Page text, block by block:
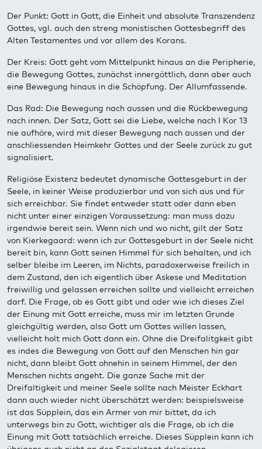
Der Punkt: Gott in Gott, die Einheit und absolute Transzendenz
Gottes, vgl. auch den streng monistischen Gottesbegriff des
Alten Testamentes und vor allem des Korans.
Der Kreis: Gott geht vom Mittelpunkt hinaus an die Peripherie,
die Bewegung Gottes, zunächst innergöttlich, dann aber auch
eine Bewegung hinaus in die Schöpfung. Der Allumfassende.
Das Rad: Die Bewegung nach aussen und die Rückbewegung
nach innen. Der Satz, Gott sei die Liebe, welche nach I Kor 13
nie aufhöre, wird mit dieser Bewegung nach aussen und der
anschliessenden Heimkehr Gottes und der Seele zurück zu gut
signalisiert.
Religiöse Existenz bedeutet dynamische Gottesgeburt in der
Seele, in keiner Weise produzierbar und von sich aus und für
sich erreichbar. Sie findet entweder statt oder dann eben
nicht unter einer einzigen Voraussetzung: man muss dazu
irgendwie bereit sein. Wenn nich und wo nicht, gilt der Satz
von Kierkegaard: wenn ich zur Gottesgeburt in der Seele nicht
bereit bin, kann Gott seinen Himmel für sich behalten, und ich
selber bleibe im Leeren, im Nichts, paradoxerweise freilich in
dem Zustand, den ich eigentlich über Askese und Meditation
freiwillig und gelassen erreichen sollte und vielleicht erreichen
darf. Die Frage, ob es Gott gibt und oder wie ich dieses Ziel
der Einung mit Gott erreiche, muss mir im letzten Grunde
gleichgültig werden, also Gott um Gottes willen lassen,
vielleicht holt mich Gott dann ein. Ohne die Dreifalitgkeit gibt
es indes die Bewegung von Gott auf den Menschen hin gar
nicht, dann bleibt Gott ohnehin in seinem Himmel, der den
Menschen nichts angeht. Die ganze Sache mit der
Dreifaltigkeit und meiner Seele sollte nach Meister Eckhart
dann auch wieder nicht überschätzt werden: beispielsweise
ist das Süpplein, das ein Armer von mir bittet, da ich
unterwegs bin zu Gott, wichtiger als die Frage, ob ich die
Einung mit Gott tatsächlich erreiche. Dieses Süpplein kann ich